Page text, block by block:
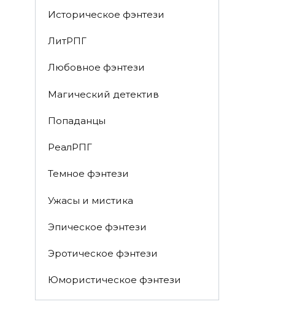
Историческое фэнтези
ЛитРПГ
Любовное фэнтези
Магический детектив
Попаданцы
РеалРПГ
Темное фэнтези
Ужасы и мистика
Эпическое фэнтези
Эротическое фэнтези
Юмористическое фэнтези